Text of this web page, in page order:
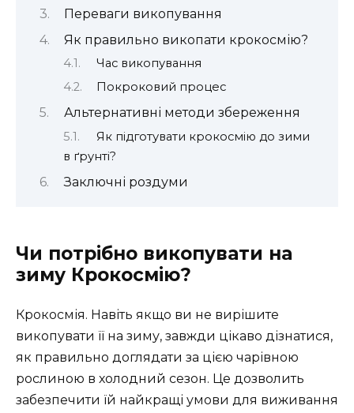
Переваги викопування
Як правильно викопати крокосмію?
Час викопування
Покроковий процес
Альтернативні методи збереження
Як підготувати крокосмію до зими
в ґрунті?
Заключні роздуми
Чи потрібно викопувати на
зиму Крокосмію?
Крокосмія. Навіть якщо ви не вирішите
викопувати її на зиму, завжди цікаво дізнатися,
як правильно доглядати за цією чарівною
рослиною в холодний сезон. Це дозволить
забезпечити їй найкращі умови для виживання